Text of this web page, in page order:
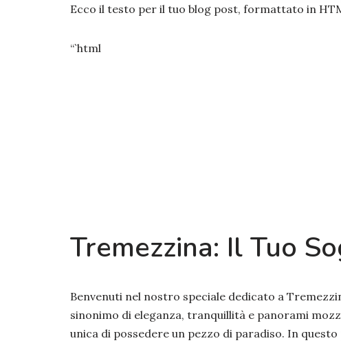
Ecco il testo per il tuo blog post, formattato in
“`html
Tremezzina: Il Tuo
Benvenuti nel nostro speciale dedicato a
sinonimo di eleganza, tranquillità e panorami
unica di possedere un pezzo di paradiso. In